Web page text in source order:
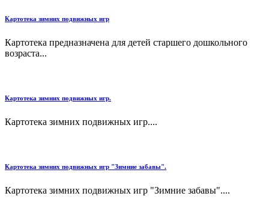
Картотека зимних подвижных игр
Картотека предназначена для детей старшего дошкольного
возраста...
Картотека зимних подвижных игр.
Картотека зимних подвижных игр....
Картотека зимних подвижных игр "Зимние забавы".
Картотека зимних подвижных игр "Зимние забавы"....